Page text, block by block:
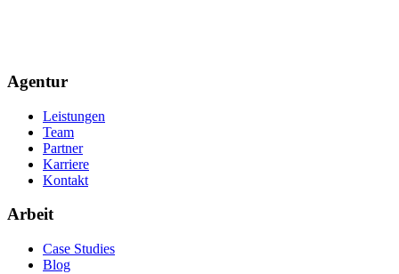
Agentur
Leistungen
Team
Partner
Karriere
Kontakt
Arbeit
Case Studies
Blog